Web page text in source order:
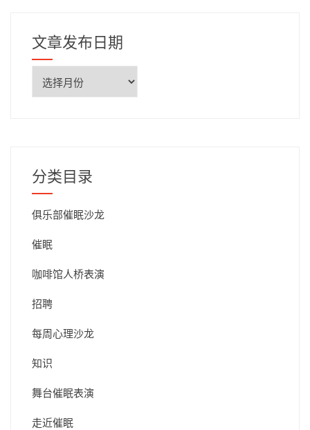
文章发布日期
期
分类目录
俱乐部催眠沙龙
催眠
咖啡馆人桥表演
招聘
每周心理沙龙
知识
舞台催眠表演
走近催眠